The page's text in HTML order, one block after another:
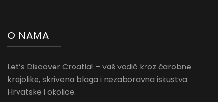
O NAMA
Let’s Discover Croatia! – vaš vodič kroz čarobne
krajolike, skrivena blaga i nezaboravna iskustva
Hrvatske i okolice.